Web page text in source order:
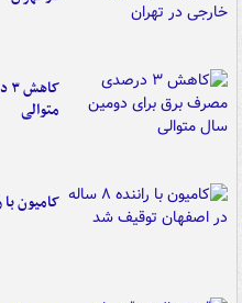
متوالی
کامیون با راننده ۸ ساله